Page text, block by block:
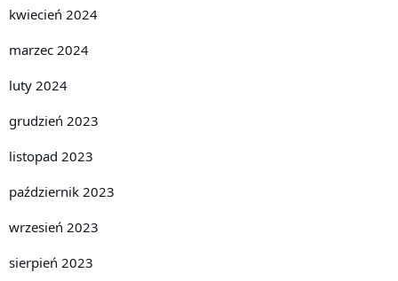
kwiecień 2024
marzec 2024
luty 2024
grudzień 2023
listopad 2023
październik 2023
wrzesień 2023
sierpień 2023